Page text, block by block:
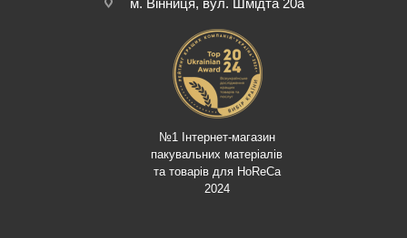
м. Вінниця, вул. Шмідта 20а
№1 Інтернет-магазин
пакувальних матеріалів
та товарів для HoReCa
2024